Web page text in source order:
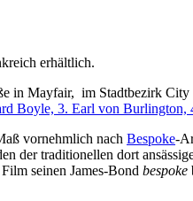
erhältlich.
Mayfair, im Stadtbezirk
Boyle, 3. Earl von Burlington,
vornehmlich nach Bespoke-
traditionellen dort
seinen James-Bond bespoke